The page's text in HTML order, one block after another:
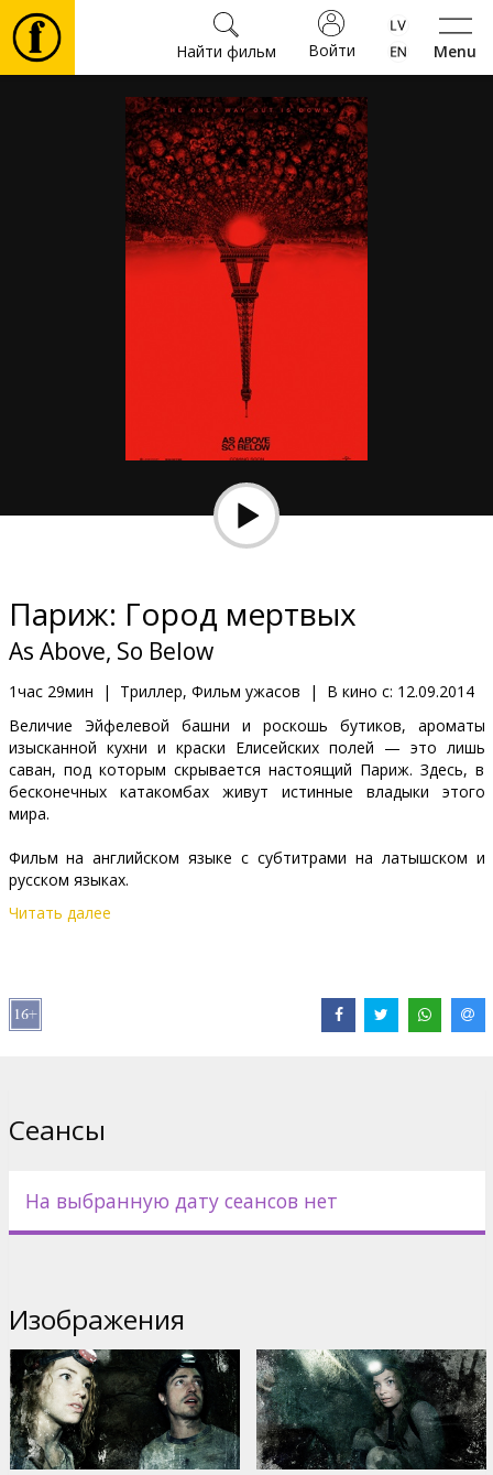
Menu
Войти
Найти фильм
Фильмы
Культура
Клуб
Париж: Город мертвых
As Above, So Below
1час 29мин | Триллер, Фильм ужасов | В кино с: 12.09.2014
Величие Эйфелевой башни и роскошь бутиков, ароматы
изысканной кухни и краски Елисейских полей — это лишь
саван, под которым скрывается настоящий Париж. Здесь, в
бесконечных катакомбах живут истинные владыки этого
мира.
Фильм на английском языке с субтитрами на латышском и
русском языках.
В ролях:
Perdita Weeks
Сайты:
Официальный сайт
Читать далее
Сеансы
На выбранную дату сеансов нет
Изображения